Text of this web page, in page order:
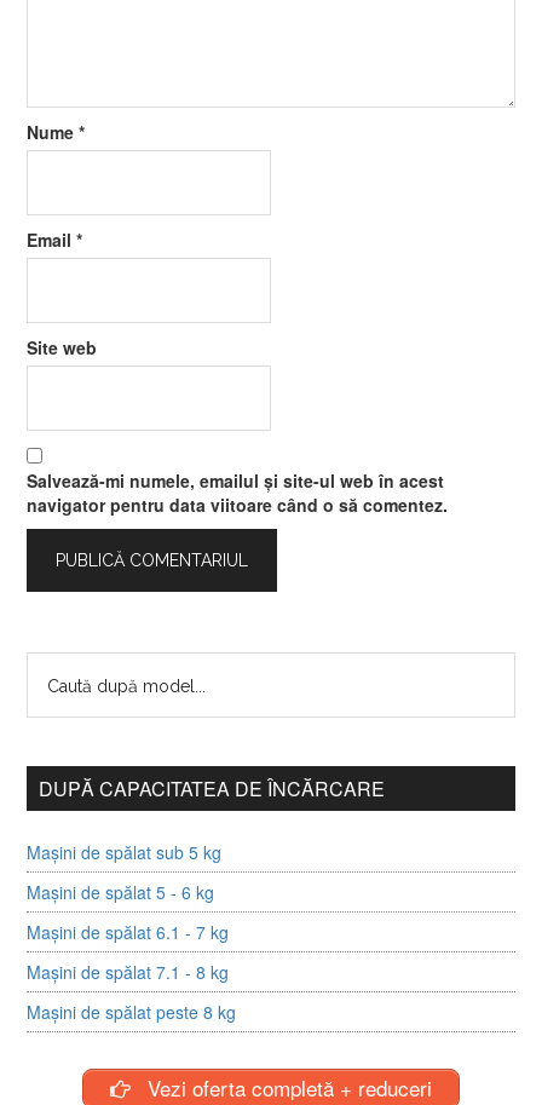
Nume*
Email*
Site web
Salvează-mi numele, emailul și site-ul web în acest
navigator pentru data viitoare când o să comentez.
DUPĂ CAPACITATEA DE ÎNCĂRCARE
Mașini de spălat sub 5 kg
Mașini de spălat 5 - 6 kg
Mașini de spălat 6.1 - 7 kg
Mașini de spălat 7.1 - 8 kg
Mașini de spălat peste 8 kg
Vezi oferta completă + reduceri